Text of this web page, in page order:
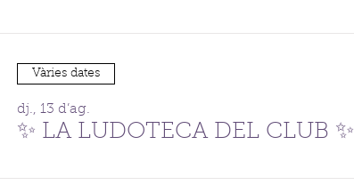
Vàries dates
dj., 13 d’ag.
✨ LA LUDOTECA DEL CLUB ✨